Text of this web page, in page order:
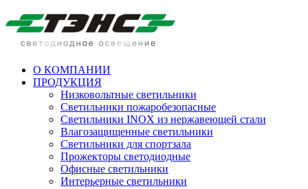
О КОМПАНИИ
ПРОДУКЦИЯ
Низковольтные светильники
Cветильники пожаробезопасные
Светильники INOX из нержавеющей стали
Влагозащищенные светильники
Светильники для спортзала
Прожекторы светодиодные
Офисные светильники
Интерьерные светильники